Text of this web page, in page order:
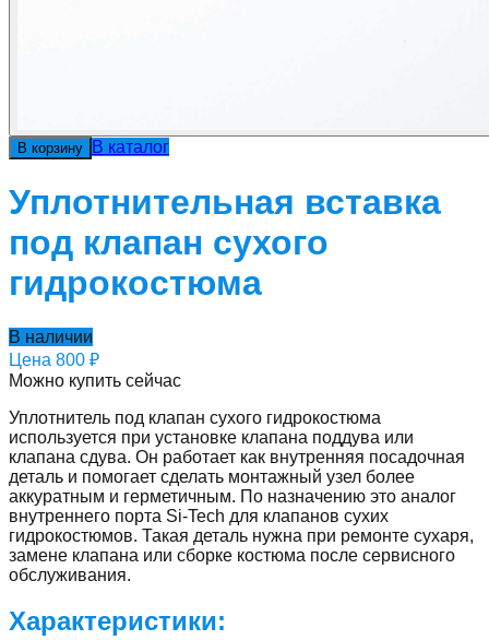
В корзину В каталог
Уплотнительная вставка
под клапан сухого
гидрокостюма
В наличии
Цена 800 ₽
Можно купить сейчас
Уплотнитель под клапан сухого гидрокостюма
используется при установке клапана поддува или
клапана сдува. Он работает как внутренняя посадочная
деталь и помогает сделать монтажный узел более
аккуратным и герметичным. По назначению это аналог
внутреннего порта Si-Tech для клапанов сухих
гидрокостюмов. Такая деталь нужна при ремонте сухаря,
замене клапана или сборке костюма после сервисного
обслуживания.
Характеристики: